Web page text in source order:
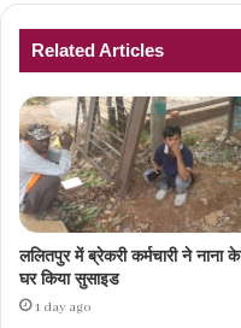
Related Articles
ललितपुर में ब्रेकरी कर्मचारी ने नाना के
घर किया सुसाइड
1 day ago